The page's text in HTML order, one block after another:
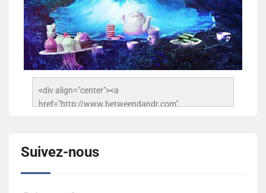
<div align="center"><a
href="http://www.betweendandr.com"
503716673157532-2788222864243652657-n.jpg"
alt="Between D&R" style="border:none;" /></a>
</div>
Suivez-nous